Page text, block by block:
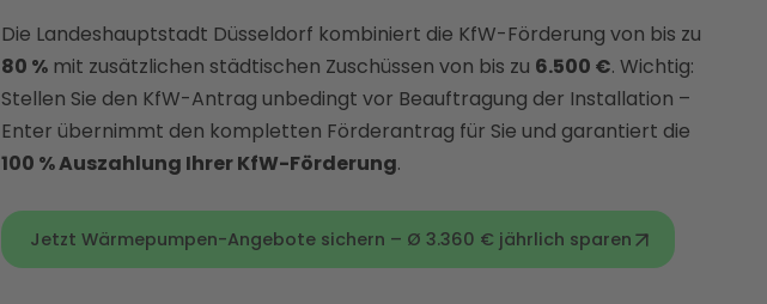
Die Landeshauptstadt Düsseldorf kombiniert die KfW-Förderung von bis zu
80 % mit zusätzlichen städtischen Zuschüssen von bis zu 6.500 €. Wichtig:
Stellen Sie den KfW-Antrag unbedingt vor Beauftragung der Installation –
Enter übernimmt den kompletten Förderantrag für Sie und garantiert die
100 % Auszahlung Ihrer KfW-Förderung.
Jetzt Wärmepumpen-Angebote sichern – Ø 3.360 € jährlich sparen